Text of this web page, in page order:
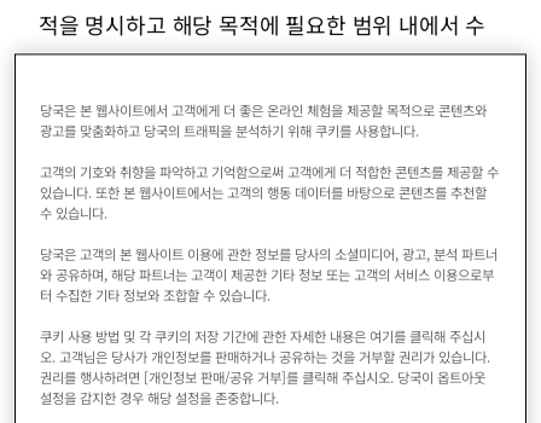
적을 명시하고 해당 목적에 필요한 범위 내에서 수
집함을 명시한 후, 이용자 본인의 의사에 따라 정보
를 제공(등록)받는 것을 원칙으로 합니다.
1.5문의 창구
개인정보에 관한 문의는 아래 창구에서 접수합니다.
(우)542-0081 오사카시 주오구 미나미센바 4-4-21
공익재단법인 오사카 관광국
총무 담당 (전화) 06-6282-5906 (FAX) 06-6282-
당국은 본 웹사이트에서 고객에게 더 좋은 온라인 체험을 제공할 목적으로 콘텐츠와
광고를 맞춤화하고 당국의 트래픽을 분석하기 위해 쿠키를 사용합니다.
고객의 기호와 취향을 파악하고 기억함으로써 고객에게 더 적합한 콘텐츠를 제공할 수
있습니다. 또한 본 웹사이트에서는 고객의 행동 데이터를 바탕으로 콘텐츠를 추천할
수 있습니다.
당국은 고객의 본 웹사이트 이용에 관한 정보를 당사의 소셜미디어, 광고, 분석 파트너
와 공유하며, 해당 파트너는 고객이 제공한 기타 정보 또는 고객의 서비스 이용으로부
터 수집한 기타 정보와 조합할 수 있습니다.
쿠키 사용 방법 및 각 쿠키의 저장 기간에 관한 자세한 내용은 여기를 클릭해 주십시
오. 고객님은 당사가 개인정보를 판매하거나 공유하는 것을 거부할 권리가 있습니다.
권리를 행사하려면 [개인정보 판매/공유 거부]를 클릭해 주십시오. 당국이 옵트아웃
설정을 감지한 경우 해당 설정을 존중합니다.